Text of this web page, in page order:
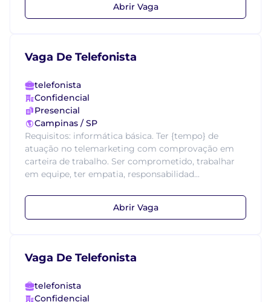
Abrir Vaga
Vaga De Telefonista
telefonista
Confidencial
Presencial
Campinas / SP
Requisitos: informática básica. Ter {tempo} de
atuação no telemarketing com comprovação em
carteira de trabalho. Ser comprometido, trabalhar
em equipe, ter empatia, responsabilidad...
Abrir Vaga
Vaga De Telefonista
telefonista
Confidencial